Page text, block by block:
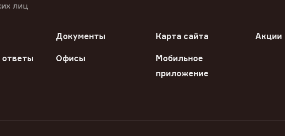
лиц
Документы Карта сайта Акции
ответы Офисы
Мобильное
приложение